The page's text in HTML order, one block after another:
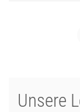
Unsere